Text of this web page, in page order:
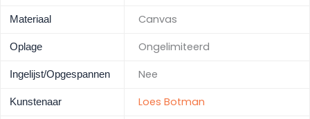
Materiaal Canvas
Oplage Ongelimiteerd
Ingelijst/Opgespannen Nee
Kunstenaar Loes Botman